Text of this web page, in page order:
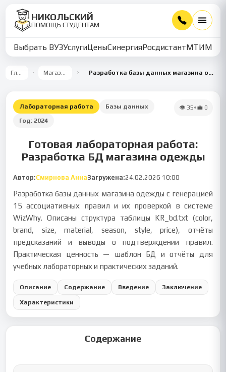
НИКОЛЬСКИЙ
ПОМОЩЬ СТУДЕНТАМ
Выбрать ВУЗУслугиЦеныСинергияРосдистантМТИММУ
Главная Магазин работ Разработка базы данных магазина одежды с проверкой ассоциативных правил
Лабораторная работа
Базы данных
Год: 2024
👁 35•💼 0
Готовая лабораторная работа:
Разработка БД магазина одежды
Автор:Смирнова АннаЗагружена:24.02.2026 10:00
Разработка базы данных магазина одежды с генерацией
15 ассоциативных правил и их проверкой в системе
WizWhy. Описаны структура таблицы KR_bd.txt (color,
brand, size, material, season, style, price), отчёты
предсказаний и выводы о подтверждении правил.
Практическая ценность — шаблон БД и отчёты для
учебных лабораторных и практических заданий.
Описание Содержание Введение Заключение
Характеристики
Содержание